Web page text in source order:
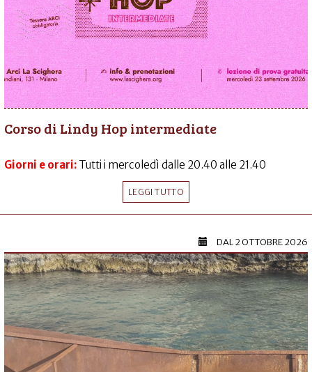
Corso di Lindy Hop intermediate
Giorni e orari: Tutti i mercoledì dalle 20.40 alle 21.40
LEGGI TUTTO
DAL2 OTTOBRE 2026